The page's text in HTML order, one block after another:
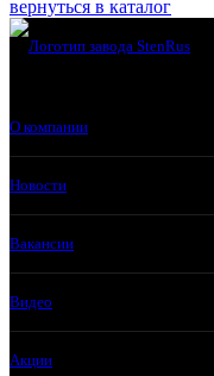
вернуться в каталог
О компании
Новости
Вакансии
Видео
Акции